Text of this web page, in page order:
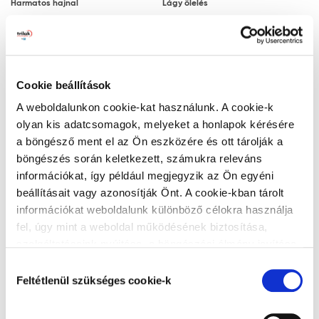
Cookie beállítások
A weboldalunkon cookie-kat használunk. A cookie-k
olyan kis adatcsomagok, melyeket a honlapok kérésére
a böngésző ment el az Ön eszközére és ott tárolják a
böngészés során keletkezett, számukra releváns
információkat, így például megjegyzik az Ön egyéni
beállításait vagy azonosítják Önt. A cookie-kban tárolt
információkat weboldalunk különböző célokra használja
fel, úgy mint a weboldal működésének biztosítása,
szabott ajánlatok megjelenítése, látogatottsági adatok
elemzése. A weboldalunk által alkalmazott cookie-k,
különösen a Google Analytics cookie-k működéséről,
kiválasztása
Feltétlenül szükséges cookie-k
Megjegyzés: a javasolt rétegfelépítések minden
esetben a legjobb tudásunk szerinti ajánlások, a
vizsgálatától.
Tanácsok, ajánlások, speciális tudnivalók, egyebek
A végleges, ellenálló filmréteg 14 nap
elteltével alakul ki. A filmréteg ezt követően
válik vízzel, tisztítószerrel moshatóvá.
A gipszkarton lapra történő felhordáskor
az alapfelület nedvességre különösen
érzékeny. Ez hólyagosodást és lepattogzást
szellőzésről és hőmérsékletről.
Harmatos hajnal Lágy ölelés
Ezüstszürke Naplemente
Zöld lagúna Titán